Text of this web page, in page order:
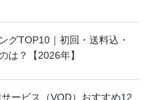
グTOP10｜初回・送料込・
は？【2026年】
サービス（VOD）おすすめ12